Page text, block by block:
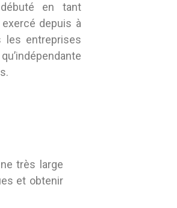
en tant
depuis à
les entreprises
très large
et obtenir